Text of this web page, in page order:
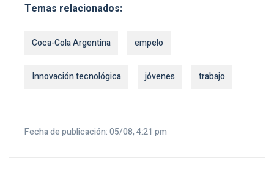
Temas relacionados:
Coca-Cola Argentina empelo
Innovación tecnológica jóvenes trabajo
Fecha de publicación: 05/08, 4:21 pm